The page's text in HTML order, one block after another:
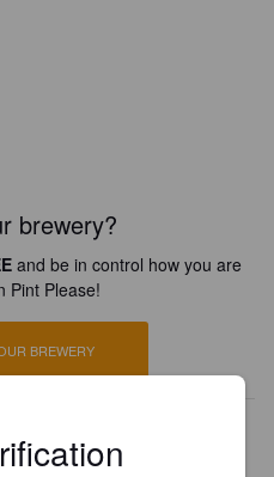
brewery?
and be in control how you are
Pint Please!
BREWERY